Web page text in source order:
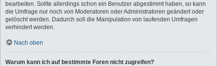
bearbeiten. Sollte allerdings schon ein Benutzer abgestimmt haben, so kann
die Umfrage nur noch von Moderatoren oder Administratoren geändert oder
gelöscht werden. Dadurch soll die Manipulation von laufenden Umfragen
verhindert werden.
Nach oben
Warum kann ich auf bestimmte Foren nicht zugreifen?